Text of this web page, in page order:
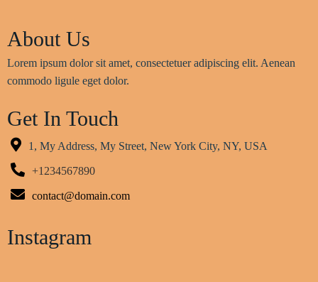
About Us
Lorem ipsum dolor sit amet, consectetuer adipiscing elit. Aenean
commodo ligule eget dolor.
Get In Touch
1, My Address, My Street, New York City, NY, USA
+1234567890
contact@domain.com
Instagram